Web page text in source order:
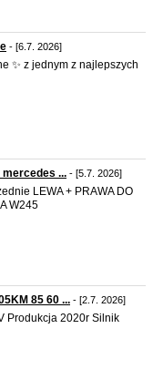
- [6.7. 2026]
✨ z jednym z najlepszych
mercedes ... - [5.7. 2026]
LEWA + PRAWA DO
W245
85 60 ... - [2.7. 2026]
Produkcja 2020r Silnik